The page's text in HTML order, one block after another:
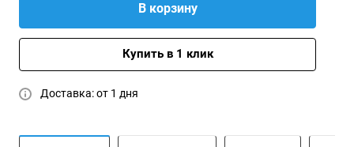
В корзину
Купить в 1 клик
Доставка: от 1 дня